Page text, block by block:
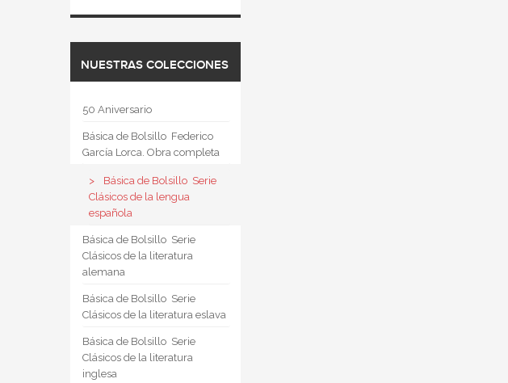
NUESTRAS COLECCIONES
50 Aniversario
Básica de Bolsillo  Federico
García Lorca. Obra completa
Básica de Bolsillo  Serie
Clásicos de la lengua
española
Básica de Bolsillo  Serie
Clásicos de la literatura
alemana
Básica de Bolsillo  Serie
Clásicos de la literatura eslava
Básica de Bolsillo  Serie
Clásicos de la literatura
inglesa